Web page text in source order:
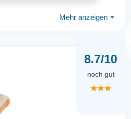
Mehr anzeigen ⏷
8.7/10
noch gut
★★★